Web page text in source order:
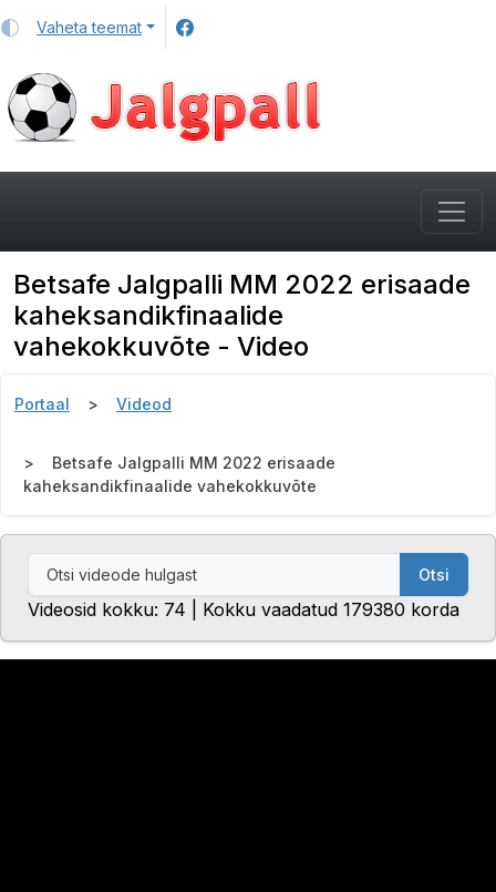
Vaheta teemat
Betsafe Jalgpalli MM 2022 erisaade
kaheksandikfinaalide
vahekokkuvõte - Video
Portaal Videod
Betsafe Jalgpalli MM 2022 erisaade
kaheksandikfinaalide vahekokkuvõte
Otsi
Videosid kokku: 74 | Kokku vaadatud 179380 korda